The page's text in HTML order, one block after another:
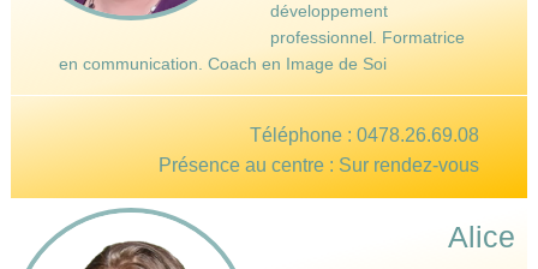
développement
professionnel. Formatrice
en communication. Coach en Image de Soi
Téléphone : 0478.26.69.08
Présence au centre : Sur rendez-vous
Alice